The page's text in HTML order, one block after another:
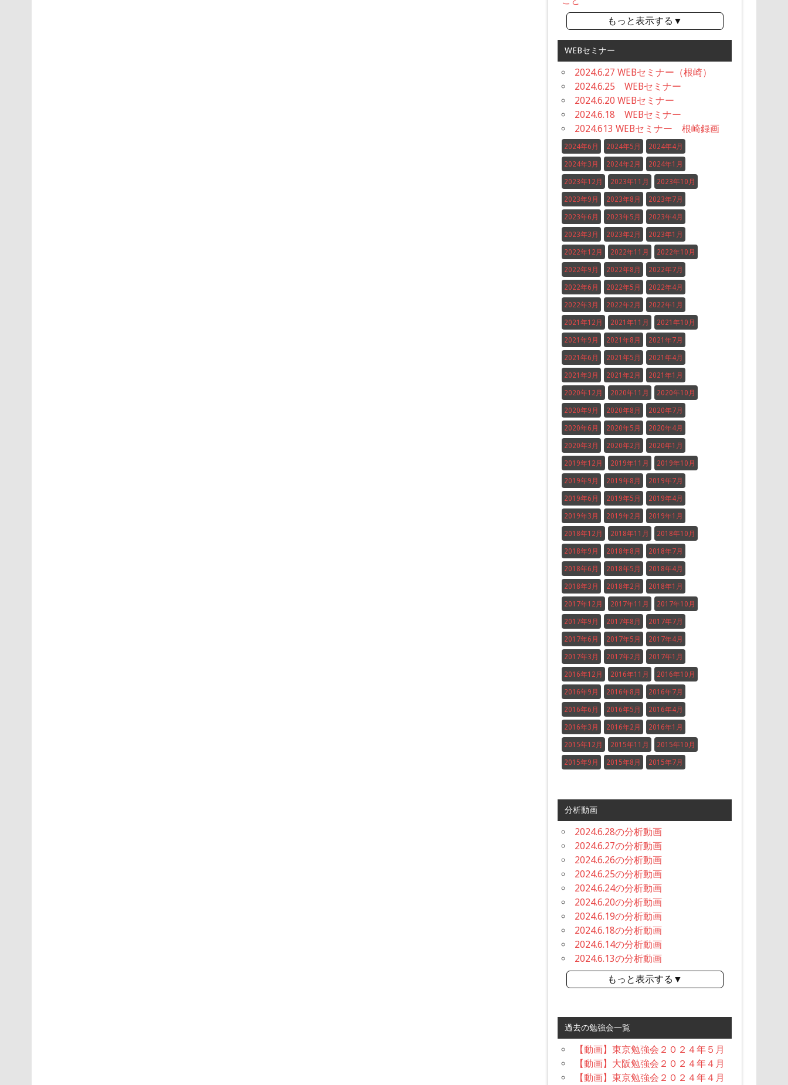
もっと表示する▼
WEBセミナー
2024.6.27 WEBセミナー（根崎）
2024.6.25 WEBセミナー
2024.6.20 WEBセミナー
2024.6.18 WEBセミナー
2024.613 WEBセミナー 根崎録画
2024年6月 2024年5月 2024年4月
2024年3月 2024年2月 2024年1月
2023年12月 2023年11月 2023年10月
2023年9月 2023年8月 2023年7月
2023年6月 2023年5月 2023年4月
2023年3月 2023年2月 2023年1月
2022年12月 2022年11月 2022年10月
2022年9月 2022年8月 2022年7月
2022年6月 2022年5月 2022年4月
2022年3月 2022年2月 2022年1月
2021年12月 2021年11月 2021年10月
2021年9月 2021年8月 2021年7月
2021年6月 2021年5月 2021年4月
2021年3月 2021年2月 2021年1月
2020年12月 2020年11月 2020年10月
2020年9月 2020年8月 2020年7月
2020年6月 2020年5月 2020年4月
2020年3月 2020年2月 2020年1月
2019年12月 2019年11月 2019年10月
2019年9月 2019年8月 2019年7月
2019年6月 2019年5月 2019年4月
2019年3月 2019年2月 2019年1月
2018年12月 2018年11月 2018年10月
2018年9月 2018年8月 2018年7月
2018年6月 2018年5月 2018年4月
2018年3月 2018年2月 2018年1月
2017年12月 2017年11月 2017年10月
2017年9月 2017年8月 2017年7月
2017年6月 2017年5月 2017年4月
2017年3月 2017年2月 2017年1月
2016年12月 2016年11月 2016年10月
2016年9月 2016年8月 2016年7月
2016年6月 2016年5月 2016年4月
2016年3月 2016年2月 2016年1月
2015年12月 2015年11月 2015年10月
2015年9月 2015年8月 2015年7月
分析動画
2024.6.28の分析動画
2024.6.27の分析動画
2024.6.26の分析動画
2024.6.25の分析動画
2024.6.24の分析動画
2024.6.20の分析動画
2024.6.19の分析動画
2024.6.18の分析動画
2024.6.14の分析動画
2024.6.13の分析動画
もっと表示する▼
過去の勉強会一覧
【動画】東京勉強会２０２４年５月
【動画】大阪勉強会２０２４年４月
【動画】東京勉強会２０２４年４月